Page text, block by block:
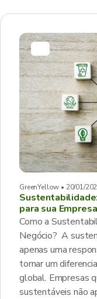
GreenYellow • 20/01/
para sua
Como a
Negócio? A
apenas uma
tornar um
global. Empresas
sustentáveis não